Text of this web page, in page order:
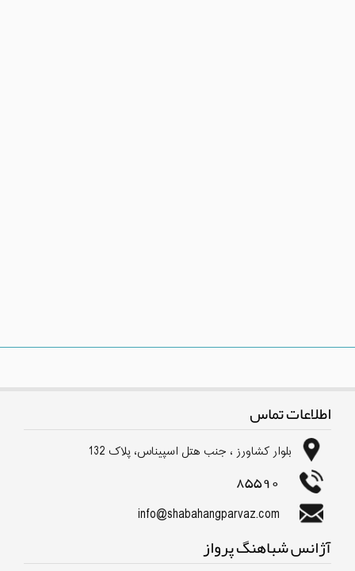
اطلاعات تماس
بلوار كشاورز ، جنب هتل اسپیناس، پلاک 132
85590
info@shabahangparvaz.com
آژانس شباهنگ پرواز